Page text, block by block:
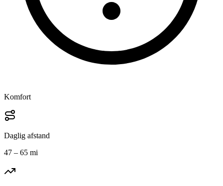
Komfort
Daglig afstand
47 – 65 mi